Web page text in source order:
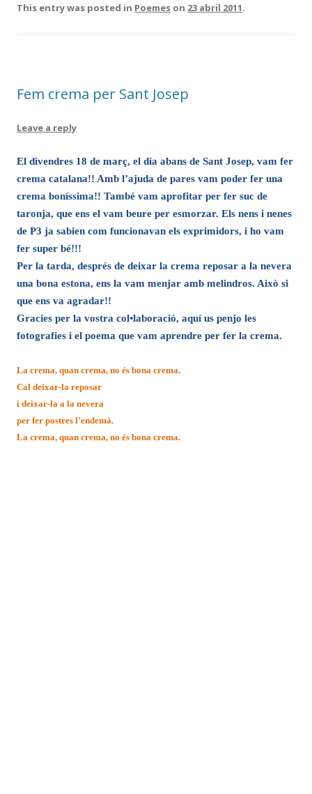
This entry was posted in Poemes on 23 abril 2011.
Fem crema per Sant Josep
Leave a reply
El divendres 18 de març, el dia abans de Sant Josep, vam fer
crema catalana!! Amb l’ajuda de pares vam poder fer una
crema boníssima!! També vam aprofitar per fer suc de
taronja, que ens el vam beure per esmorzar. Els nens i nenes
de P3 ja sabien com funcionavan els exprimidors, i ho vam
fer super bé!!!
Per la tarda, després de deixar la crema reposar a la nevera
una bona estona, ens la vam menjar amb melindros. Això si
que ens va agradar!!
Gracies per la vostra col•laboració, aquí us penjo les
fotografies i el poema que vam aprendre per fer la crema.
La crema, quan crema, no és bona crema.
Cal deixar-la reposar
i deixar-la a la nevera
per fer postres l’endemà.
La crema, quan crema, no és bona crema.